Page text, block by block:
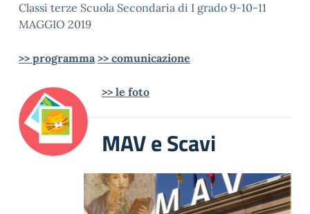
Classi terze Scuola Secondaria di I grado 9-10-11
MAGGIO 2019
>> programma >> comunicazione
>> le foto
MAV e Scavi